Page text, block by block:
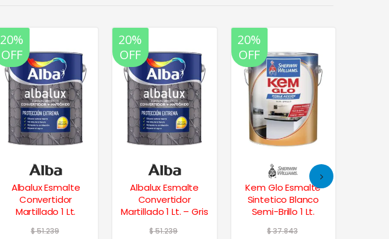
20%
OFF
Albalux Esmalte
Convertidor
Martillado 1 Lt.
$51.239
20%
OFF
Albalux Esmalte
Convertidor
Martillado 1 Lt. – Gris
$51.239
20%
OFF
Kem Glo Esmalte
Sintetico Blanco
Semi-Brillo 1 Lt.
$37.843